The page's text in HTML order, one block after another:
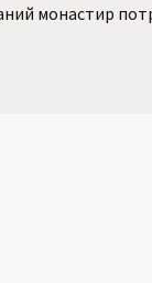
монастир